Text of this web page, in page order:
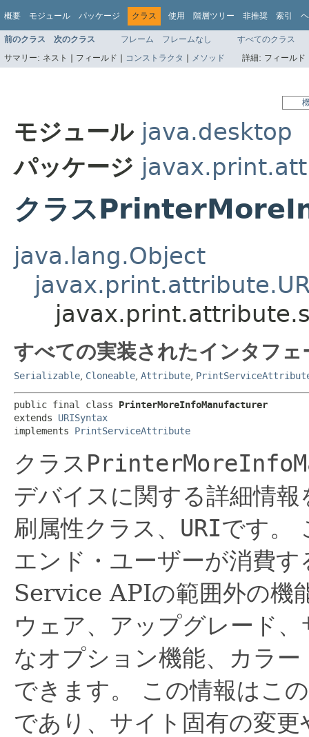
概要 モジュール パッケージ クラス 使用 階層ツリー 非推奨 索引
前のクラス 次のクラス フレーム フレームなし
すべてのクラス
サマリー: ネスト | フィールド | コンストラクタ | メソッド 詳細: フィール
モジュール java.desktop
パッケージ
クラス
java.lang.Object
すべての実装されたインタフ
Serializable Cloneable Attribute
public final class PrinterMoreInfoManufacturer
extends URISyntax
implements PrintServiceAttribute
クラス
デバイスに関する詳細情
刷属性クラス、 URIです。
エンド・ユーザーが消費
Service APIの範囲外の機
ウェア、アップグレード
なオプション機能、カラ
できます。
この情報はこ
であり、サイト固有の変